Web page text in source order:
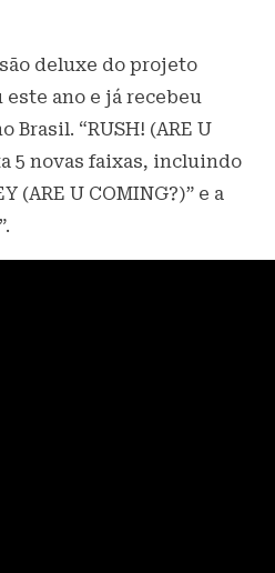
deluxe do projeto
este ano e já recebeu
Brasil. “RUSH! (ARE U
5 novas faixas, incluindo
(ARE U COMING?)” e a